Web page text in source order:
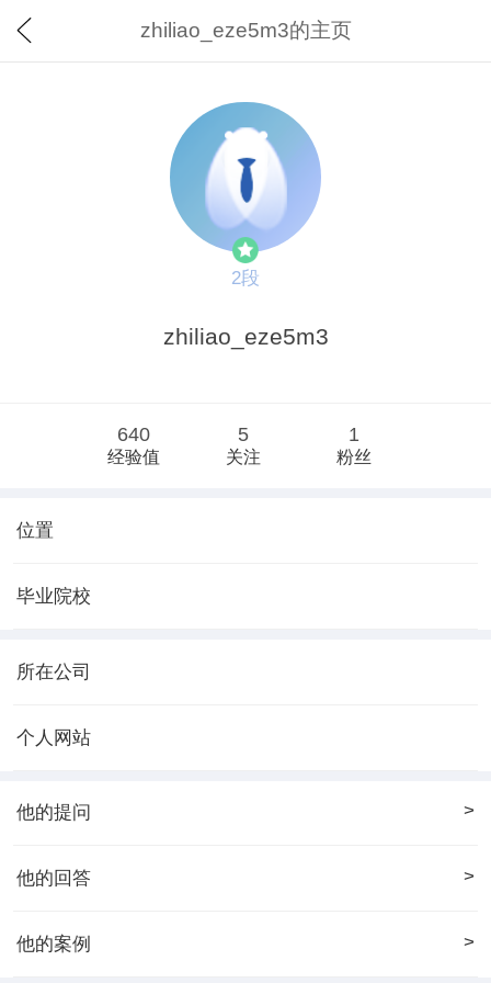
zhiliao_eze5m3的主页
2段
zhiliao_eze5m3
640
经验值
5
关注
1
粉丝
位置
毕业院校
所在公司
个人网站
他的提问 >
他的回答 >
他的案例 >